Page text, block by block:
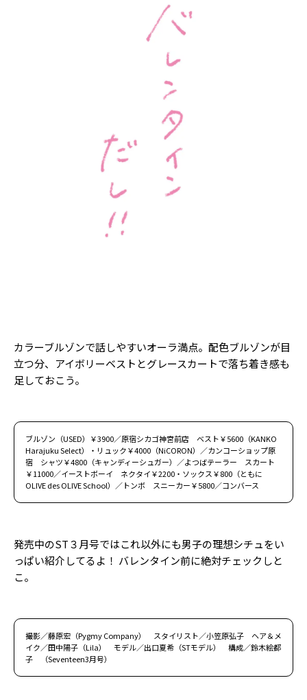
カラーブルゾンで話しやすいオーラ満点。配色ブルゾンが目
立つ分、アイボリーベストとグレースカートで落ち着き感も
足しておこう。
ブルゾン（USED）￥3900／原宿シカゴ神宮前店 ベスト￥5600（KANKO
Harajuku Select）・リュック￥4000（NiCORON）／カンコーショップ原
宿 シャツ￥4800（キャンディーシュガー）／よつばテーラー スカート
￥11000／イーストボーイ ネクタイ￥2200・ソックス￥800（ともに
OLIVE des OLIVE School）／トンボ スニーカー￥5800／コンバース
発売中のST３月号ではこれ以外にも男子の理想シチュをい
っぱい紹介してるよ！ バレンタイン前に絶対チェックしと
こ。
撮影／藤原宏（Pygmy Company） スタイリスト／小笠原弘子 ヘア＆メ
イク／田中陽子（Lila） モデル／出口夏希（STモデル） 構成／鈴木絵都
子 （Seventeen3月号）